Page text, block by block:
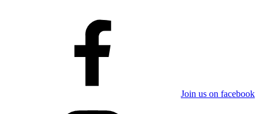
Join us on facebook